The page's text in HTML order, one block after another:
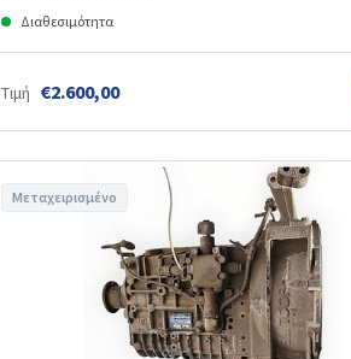
Διαθεσιμότητα
Τιμή €2.600,00
Μεταχειρισμένο